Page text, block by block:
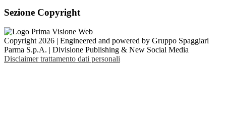
Sezione Copyright
Copyright 2026 | Engineered and powered by Gruppo Spaggiari
Parma S.p.A. | Divisione Publishing & New Social Media
Disclaimer trattamento dati personali